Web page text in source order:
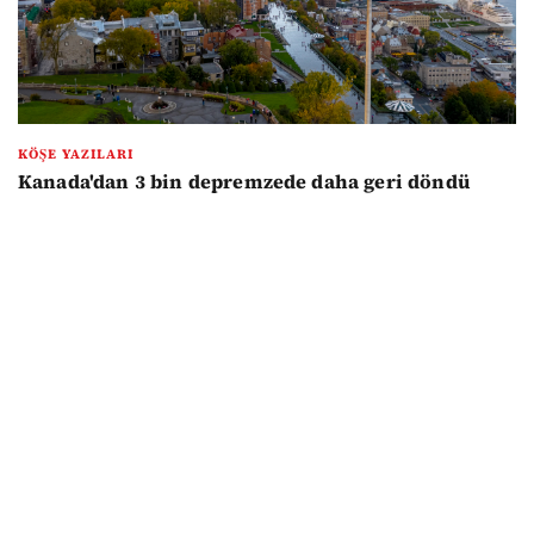
KÖŞE YAZILARI
Kanada'dan 3 bin depremzede daha geri döndü